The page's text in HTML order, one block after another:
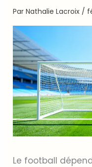
ParNathalie Lacroix /
Le football